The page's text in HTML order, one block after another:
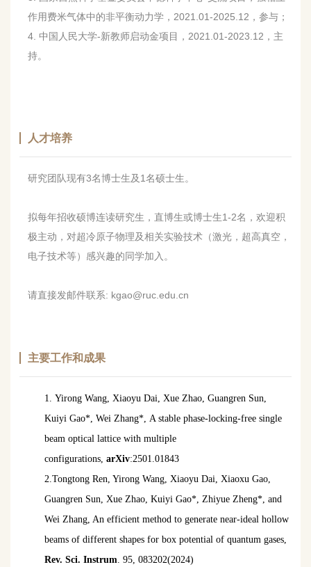
作用费米气体中的非平衡动力学，2021.01-2025.12，参与；
4. 中国人民大学-新教师启动金项目，2021.01-2023.12，主
持。
人才培养
研究团队现有3名博士生及 1名硕士生。
拟每年招收硕博连读研究生，直博生或博士生1-2名，欢迎积
极主动，对超冷原子物理及相关实验技术（激光，超高真空，
电子技术等）感兴趣的同学加入。
请直接发邮件联系: kgao@ruc.edu.cn
主要工作和成果
1. Yirong Wang, Xiaoyu Dai, Xue Zhao, Guangren Sun,
Kuiyi Gao* , Wei Zhang*, A stable phase-locking-free single
beam optical lattice with multiple
configurations,arXiv:2501.01843
2.Tongtong Ren, Yirong Wang, Xiaoyu Dai, Xiaoxu Gao,
Guangren Sun, Xue Zhao, Kuiyi Gao* , Zhiyue Zheng* , and
Wei Zhang, An efficient method to generate near-ideal hollow
beams of different shapes for box potential of quantum gases,
Rev. Sci. Instrum . 95, 083202(2024)